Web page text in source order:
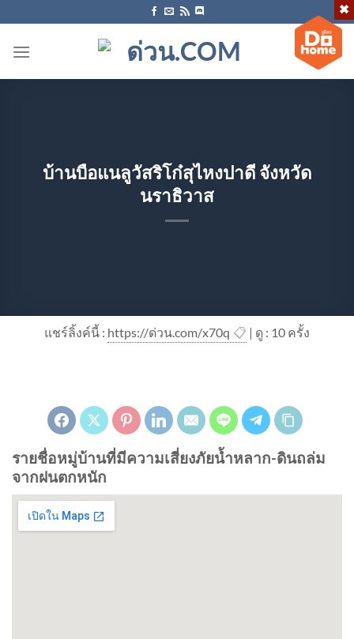
ไป
บ้านบือแนลูวัสริโก๋สุไหงปาดี จังหวัด
นราธิวาส
แชร์ลิ้งค์นี้ : https://ด่วน.com/x70q 📋 | ดู : 10 ครั้ง
รายชื่อหมู่บ้านที่มีความเสี่ยงภัยน้ำหลาก-ดินถล่ม
จากฝนตกหนัก